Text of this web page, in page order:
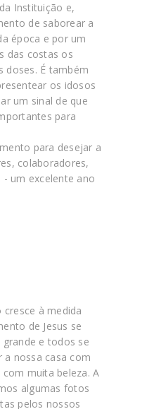
Instituição e,
de saborear a
época e por um
das costas os
doses. É também
os idosos
um sinal de que
para
para desejar a
colaboradores,
um excelente ano
à medida
de Jesus se
e todos se
a nossa casa com
muita beleza. A
algumas fotos
pelos nossos